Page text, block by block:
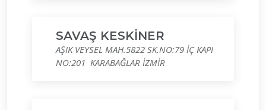
SAVAŞ KESKİNER
AŞIK VEYSEL MAH.5822 SK.NO:79 İÇ KAPI
NO:201 KARABAĞLAR İZMİR